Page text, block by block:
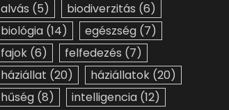
alvás (5) biodiverzitás (6)
biológia (14) egészség (7)
fajok (6) felfedezés (7)
háziállat (20) háziállatok (20)
hűség (8) intelligencia (12)